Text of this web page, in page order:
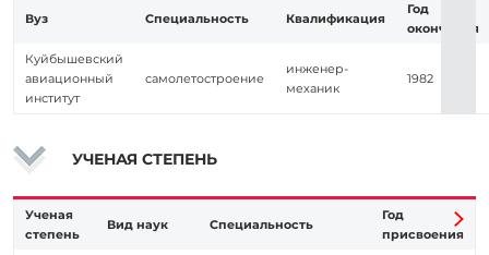
Вуз Специальность Квалификация
Год
окончания
Куйбышевский
авиационный
институт
самолетостроение
инженер-
механик
1982
УЧЕНАЯ СТЕПЕНЬ
Ученая
степень
Вид наук Специальность
Год
присвоения